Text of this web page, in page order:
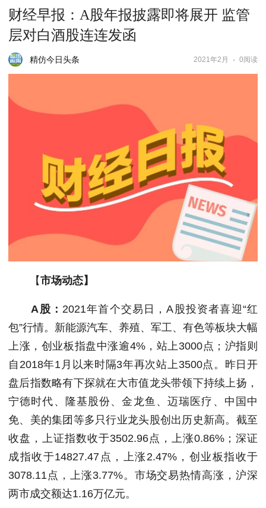
财经早报：A股年报披露即将展开 监管
层对白酒股连连发函
精仿今日头条 2021年2月 0阅读
【市场动态】
A股： 2021年首个交易日，A股投资者喜迎“红
包”行情。新能源汽车、养殖、军工、有色等板块大幅
上涨，创业板指盘中涨逾4%，站上3000点；沪指则
自2018年1月以来时隔3年再次站上3500点。昨日开
盘后指数略有下探就在大市值龙头带领下持续上扬，
宁德时代、隆基股份、金龙鱼、迈瑞医疗、中国中
免、美的集团等多只行业龙头股创出历史新高。截至
收盘，上证指数收于3502.96点，上涨0.86%；深证
成指收于14827.47点，上涨2.47%，创业板指收于
3078.11点，上涨3.77%。市场交易热情高涨，沪深
两市成交额达1.16万亿元。